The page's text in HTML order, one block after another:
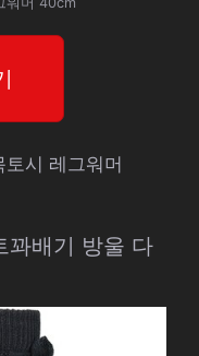
시 레그워머
꽈배기 방울 다